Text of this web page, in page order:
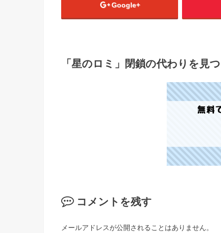
Google+
「星のロミ」閉鎖の代わりを見
コメントを残す
メールアドレスが公開されることはありません。